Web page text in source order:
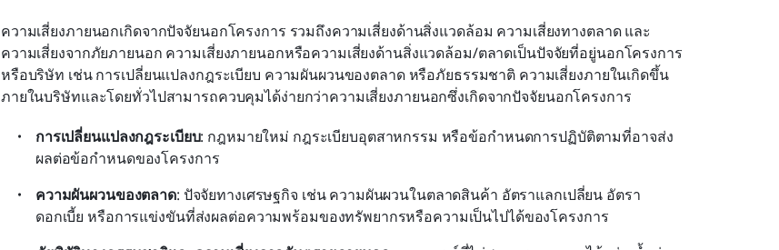
ความเสี่ยงภายนอกเกิดจากปัจจัยนอกโครงการ รวมถึงความเสี่ยงด้านสิ่งแวดล้อม ความเสี่ยงทางตลาด และ
ความเสี่ยงจากภัยภายนอก ความเสี่ยงภายนอกหรือความเสี่ยงด้านสิ่งแวดล้อม/ตลาดเป็นปัจจัยที่อยู่นอกโครงการ
หรือบริษัท เช่น การเปลี่ยนแปลงกฎระเบียบ ความผันผวนของตลาด หรือภัยธรรมชาติ ความเสี่ยงภายในเกิดขึ้น
ภายในบริษัทและโดยทั่วไปสามารถควบคุมได้ง่ายกว่าความเสี่ยงภายนอกซึ่งเกิดจากปัจจัยนอกโครงการ
การเปลี่ยนแปลงกฎระเบียบ: กฎหมายใหม่ กฎระเบียบอุตสาหกรรม หรือข้อกำหนดการปฏิบัติตามที่อาจส่ง
ผลต่อข้อกำหนดของโครงการ
ความผันผวนของตลาด: ปัจจัยทางเศรษฐกิจ เช่น ความผันผวนในตลาดสินค้า อัตราแลกเปลี่ยน อัตรา
ดอกเบี้ย หรือการแข่งขันที่ส่งผลต่อความพร้อมของทรัพยากรหรือความเป็นไปได้ของโครงการ